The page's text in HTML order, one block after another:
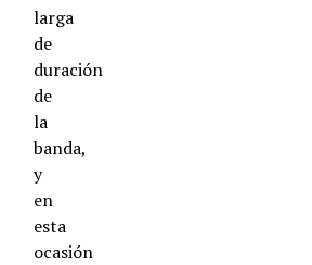
larga
de
duración
de
la
banda,
y
en
esta
ocasión